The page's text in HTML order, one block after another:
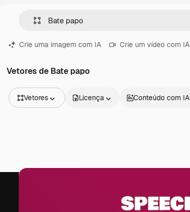
Crie uma imagem com IA Crie um vídeo com IA
Vetores de Bate papo
Vetores
Vídeos
Licença Conteúdo com IA